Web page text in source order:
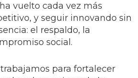
vuelto cada vez más
y seguir innovando sin
el respaldo, la
social.
para fortalecer